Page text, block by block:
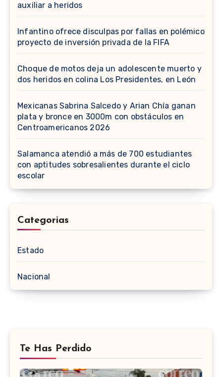
auxiliar a heridos
Infantino ofrece disculpas por fallas en polémico
proyecto de inversión privada de la FIFA
Choque de motos deja un adolescente muerto y
dos heridos en colina Los Presidentes, en León
Mexicanas Sabrina Salcedo y Arian Chía ganan
plata y bronce en 3000m con obstáculos en
Centroamericanos 2026
Salamanca atendió a más de 700 estudiantes
con aptitudes sobresalientes durante el ciclo
escolar
Categorias
Estado
Nacional
Te Has Perdido